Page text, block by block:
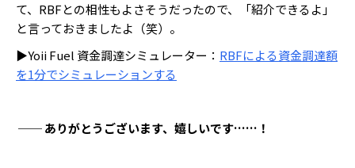
て、RBFとの相性もよさそうだったので、「紹介できるよ」
と言っておきましたよ（笑）。
▶Yoii Fuel 資金調達シミュレーター： RBFによる資金調達額
を1分でシミュレーションする
── ありがとうございます、嬉しいです……！